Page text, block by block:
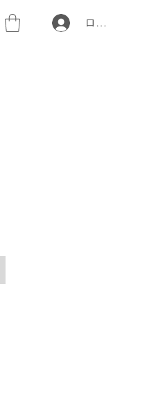
ログイン